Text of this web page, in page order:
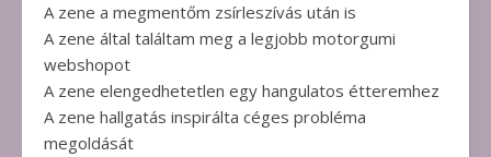
A zene a megmentőm zsírleszívás után is
A zene által találtam meg a legjobb motorgumi
webshopot
A zene elengedhetetlen egy hangulatos étteremhez
A zene hallgatás inspirálta céges probléma
megoldását